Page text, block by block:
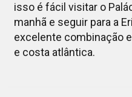
isso é fácil visitar o
manhã e seguir para a
excelente combinação
e costa atlântica.